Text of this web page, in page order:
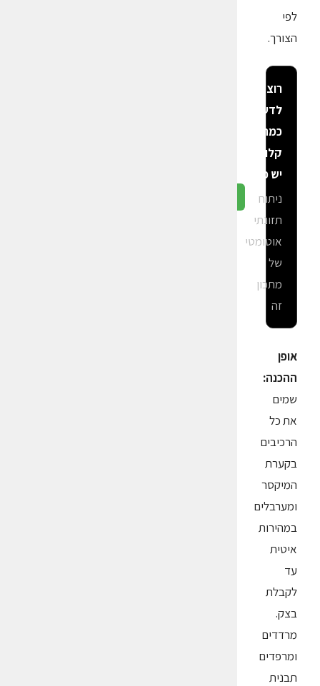
לפי
הצורך.
רוצה
לדעת
כמה
קלוריות
יש פה?
ניתוח
תזונתי
אוטומטי
של
מתכון
זה
אופן
ההכנה:
שמים
את כל
הרכיבים
בקערת
המיקסר
ומערבלים
במהירות
איטית
עד
לקבלת
בצק.
מרדדים
ומרפדים
תבנית